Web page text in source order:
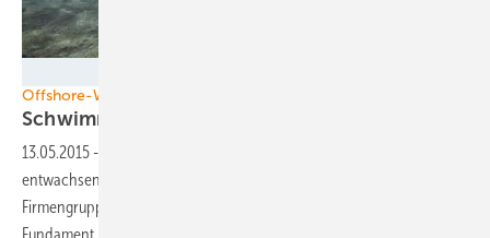
Offshore-Windenergie
Schwimmendes Fundament soll Kosten
13.05.2015 -
entwachsen. Jetzt geht es vor allem um eines: Kosten sparen! Die
Firmengruppe Gicon verspricht mit einem neuartigen schwimmenden
Fundament, das auch für geringe Wassertiefen geeignet ist,